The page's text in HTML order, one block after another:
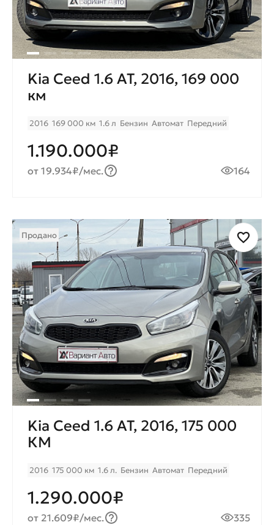
Kia Ceed 1.6 AT, 2016, 169 000
км
2016 169 000 км 1.6 л Бензин Автомат Передний
1.190.000₽
от 19.934₽/мес. 164
Продано
Kia Ceed 1.6 AT, 2016, 175 000
КМ
2016 175 000 км 1.6 л. Бензин Автомат Передний
1.290.000₽
от 21.609₽/мес. 335